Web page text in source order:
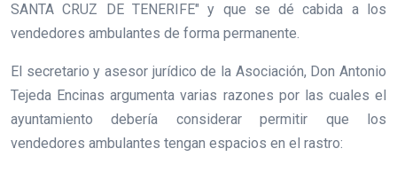
SANTA CRUZ DE TENERIFE" y que se dé cabida a los
vendedores ambulantes de forma permanente.
El secretario y asesor jurídico de la Asociación, Don Antonio
Tejeda Encinas argumenta varias razones por las cuales el
ayuntamiento debería considerar permitir que los
vendedores ambulantes tengan espacios en el rastro: